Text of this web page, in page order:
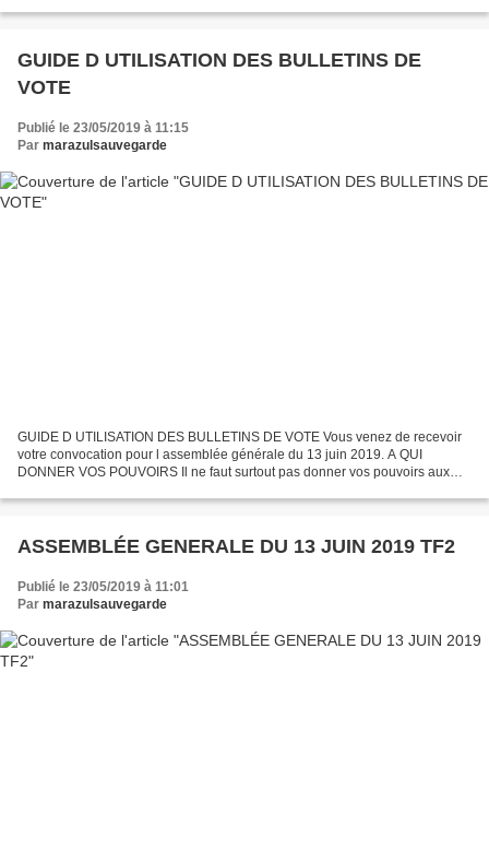
GUIDE D UTILISATION DES BULLETINS DE
VOTE
Publié le 23/05/2019 à 11:15
Par marazulsauvegarde
GUIDE D UTILISATION DES BULLETINS DE VOTE Vous venez de recevoir
votre convocation pour l assemblée générale du 13 juin 2019. A QUI
DONNER VOS POUVOIRS Il ne faut surtout pas donner vos pouvoirs aux
ASSEMBLÉE GENERALE DU 13 JUIN 2019 TF2
Publié le 23/05/2019 à 11:01
Par marazulsauvegarde